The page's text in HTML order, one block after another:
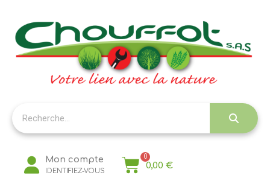
Mon compte
IDENTIFIEZ-VOUS
0,00 €